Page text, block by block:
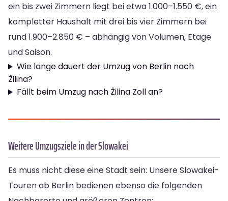
ein bis zwei Zimmern liegt bei etwa 1.000–1.550 €, ein
kompletter Haushalt mit drei bis vier Zimmern bei
rund 1.900–2.850 € – abhängig von Volumen, Etage
und Saison.
Wie lange dauert der Umzug von Berlin nach
Žilina?
Fällt beim Umzug nach Žilina Zoll an?
Weitere Umzugsziele in der Slowakei
Es muss nicht diese eine Stadt sein: Unsere Slowakei-
Touren ab Berlin bedienen ebenso die folgenden